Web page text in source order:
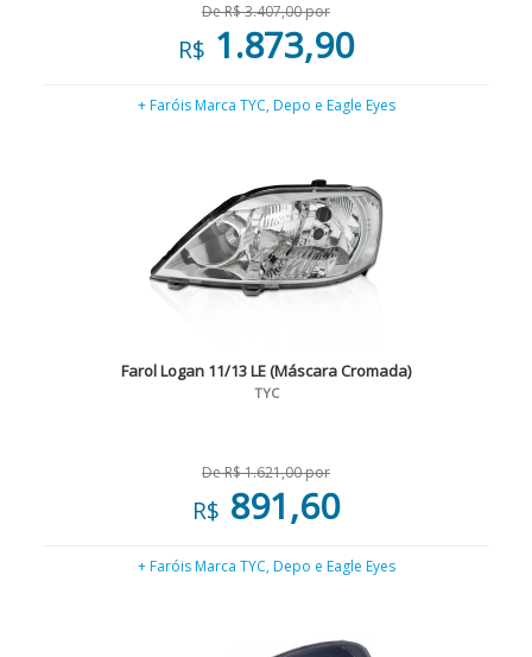
De R$ 3.407,00 por
R$ 1.873,90
+ Faróis Marca TYC, Depo e Eagle Eyes
Farol Logan 11/13 LE (Máscara Cromada)
TYC
De R$ 1.621,00 por
R$ 891,60
+ Faróis Marca TYC, Depo e Eagle Eyes